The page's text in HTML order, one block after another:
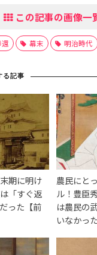
この記事の画像一
幕末 明治時代
る記事
期に明け
「すぐ返
った【前
農民にと
ル！豊臣
は農民の
いなかった